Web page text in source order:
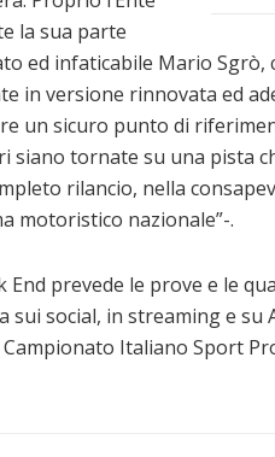
la sua parte
ed infaticabile Mario
in versione rinnovata ed
un sicuro punto di
siano tornate su una pista
rilancio, nella
motoristico nazionale”-.
End prevede le prove e le
social, in streaming e su
Italiano Sport